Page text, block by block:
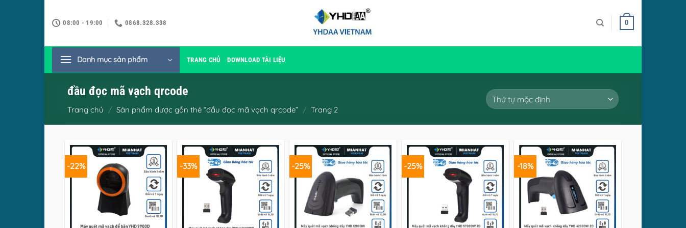
qua
dung
08:00 - 19:00 0868.328.338 0
Danh mục sản phẩm TRANG CHỦ DOWNLOAD TÀI LIỆU
đầu đọc mã vạch qrcode
Trang chủ / Sản phẩm được gắn thẻ “đầu đọc mã vạch qrcode” / Trang 2
-22% -33% -25% -25% -18%